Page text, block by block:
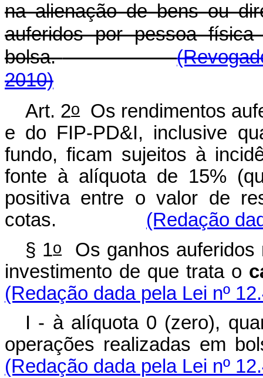
na alienação de bens ou
auferidos por pessoa
bolsa.
2010)
Art. 2oOs rendimentos
e do FIP-PD&I, inclusive
fundo, ficam sujeitos à
fonte à alíquota de 15%
positiva entre o valor de
cotas. (Redação
§ 1oOs ganhos auferidos
investimento de que trata o
(Redação dada pela Lei nº
I - à alíquota 0 (zero),
operações
(Redação dada pela Lei nº